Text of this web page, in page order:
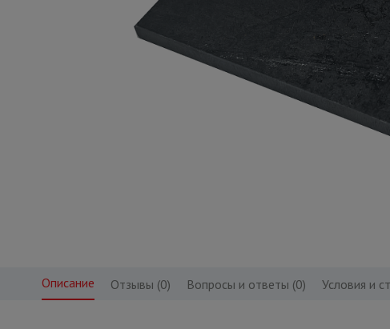
Оборудование для бетонных работ
Техника для склада
Тачки строительные и садовые
Лестницы и стремянки
Описание Отзывы (0) Вопросы и ответы (0) Условия и